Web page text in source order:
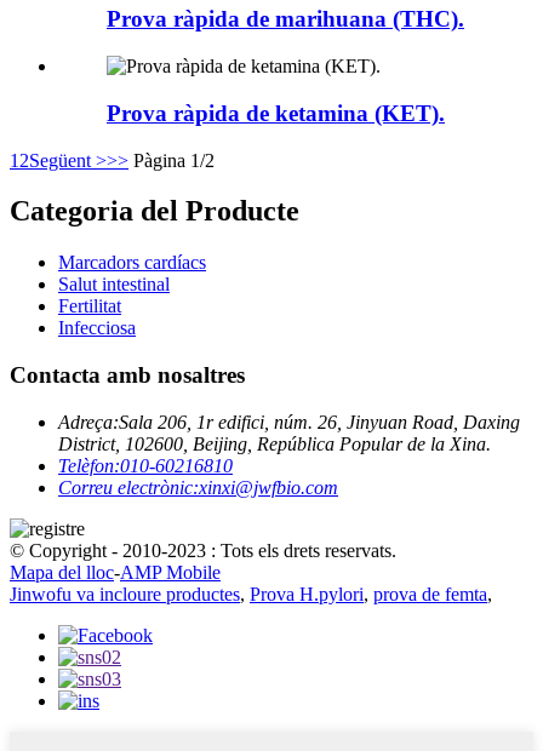
Prova ràpida de marihuana (THC).
Prova ràpida de ketamina (KET).
1 2Següent >>> Pàgina 1/2
Categoria del Producte
Marcadors cardíacs
Salut intestinal
Fertilitat
Infecciosa
Contacta amb nosaltres
Adreça:Sala 206, 1r edifici, núm. 26, Jinyuan Road, Daxing
District, 102600, Beijing, República Popular de la Xina.
Telèfon:010-60216810
Correu electrònic:xinxi@jwfbio.com
© Copyright - 2010-2023 : Tots els drets reservats.
Mapa del lloc-AMP Mobile
Jinwofu va incloure productes, Prova H.pylori, prova de femta,